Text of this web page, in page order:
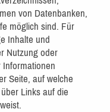
von Datenbanken,
möglich sind. Für
Inhalte und
Nutzung oder
Seite, auf welche
Links auf die